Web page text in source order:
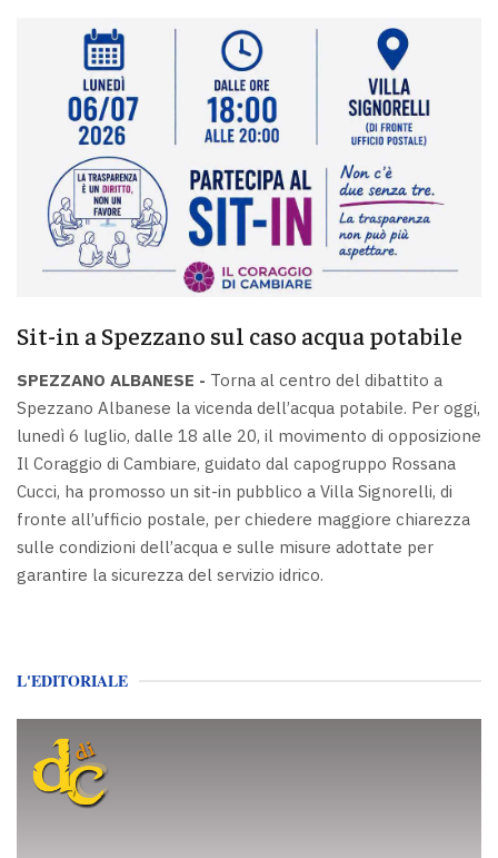
Sit-in a Spezzano sul caso acqua potabile
SPEZZANO ALBANESE - Torna al centro del dibattito a
Spezzano Albanese la vicenda dell’acqua potabile. Per oggi,
lunedì 6 luglio, dalle 18 alle 20, il movimento di opposizione
Il Coraggio di Cambiare, guidato dal capogruppo Rossana
Cucci, ha promosso un sit-in pubblico a Villa Signorelli, di
fronte all’ufficio postale, per chiedere maggiore chiarezza
sulle condizioni dell’acqua e sulle misure adottate per
garantire la sicurezza del servizio idrico.
L'EDITORIALE